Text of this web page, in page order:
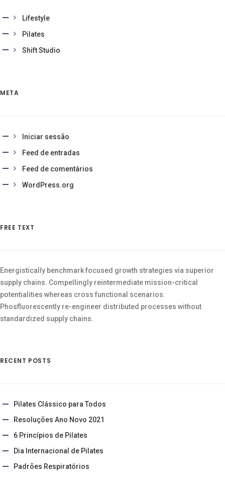
Lifestyle
Pilates
Shift Studio
META
Iniciar sessão
Feed de entradas
Feed de comentários
WordPress.org
FREE TEXT
Energistically benchmark focused growth strategies via superior
supply chains. Compellingly reintermediate mission-critical
potentialities whereas cross functional scenarios.
Phosfluorescently re-engineer distributed processes without
standardized supply chains.
RECENT POSTS
Pilates Clássico para Todos
Resoluções Ano Novo 2021
6 Princípios de Pilates
Dia Internacional de Pilates
Padrões Respiratórios